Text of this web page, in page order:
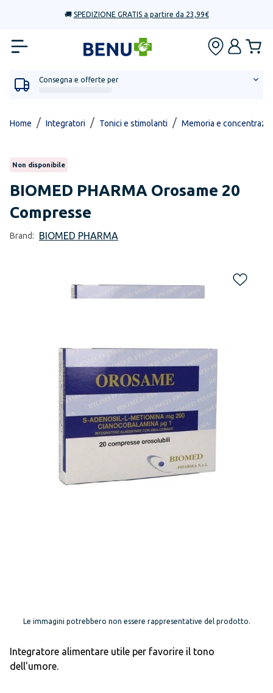
🚚 SPEDIZIONE GRATIS a partire da 23,99€
Consegna e offerte per
Home / Integratori / Tonici e stimolanti / Memoria e
Non disponibile
BIOMED PHARMA Orosame 20
Compresse
Brand: BIOMED PHARMA
Le immagini potrebbero non essere rappresentative del prodotto.
Integratore alimentare utile per favorire il tono
dell'umore.